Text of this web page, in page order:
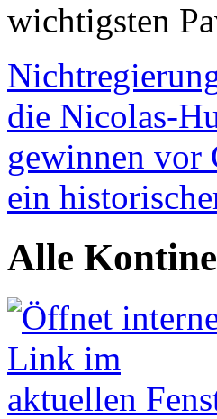
wichtigsten
die Nicolas-
gewinnen vor
ein
Alle